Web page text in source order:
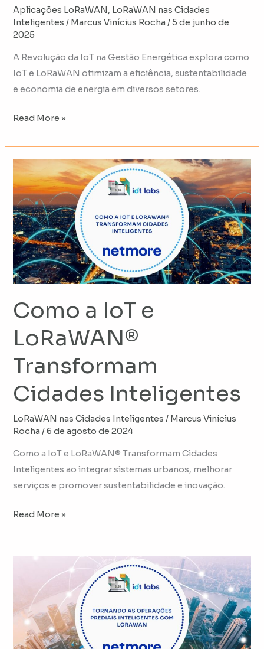
Aplicações LoRaWAN, LoRaWAN nas Cidades
Inteligentes / Marcus Vinícius Rocha /5 de junho de
2025
A Revolução da IoT na Gestão Energética explora como
IoT e LoRaWAN otimizam a eficiência, sustentabilidade
e economia de energia em diversos setores.
Read More »
Como a IoT e
LoRaWAN®
Transformam
Cidades Inteligentes
LoRaWAN nas Cidades Inteligentes / Marcus Vinícius
Rocha /6 de agosto de 2024
Como a IoT e LoRaWAN® Transformam Cidades
Inteligentes ao integrar sistemas urbanos, melhorar
serviços e promover sustentabilidade e inovação.
a
IoT
e
LoRaWAN®
Transformam
Cidades
Inteligentes
Read More »
Tornando
Operações
Prediais
Inteligentes
com